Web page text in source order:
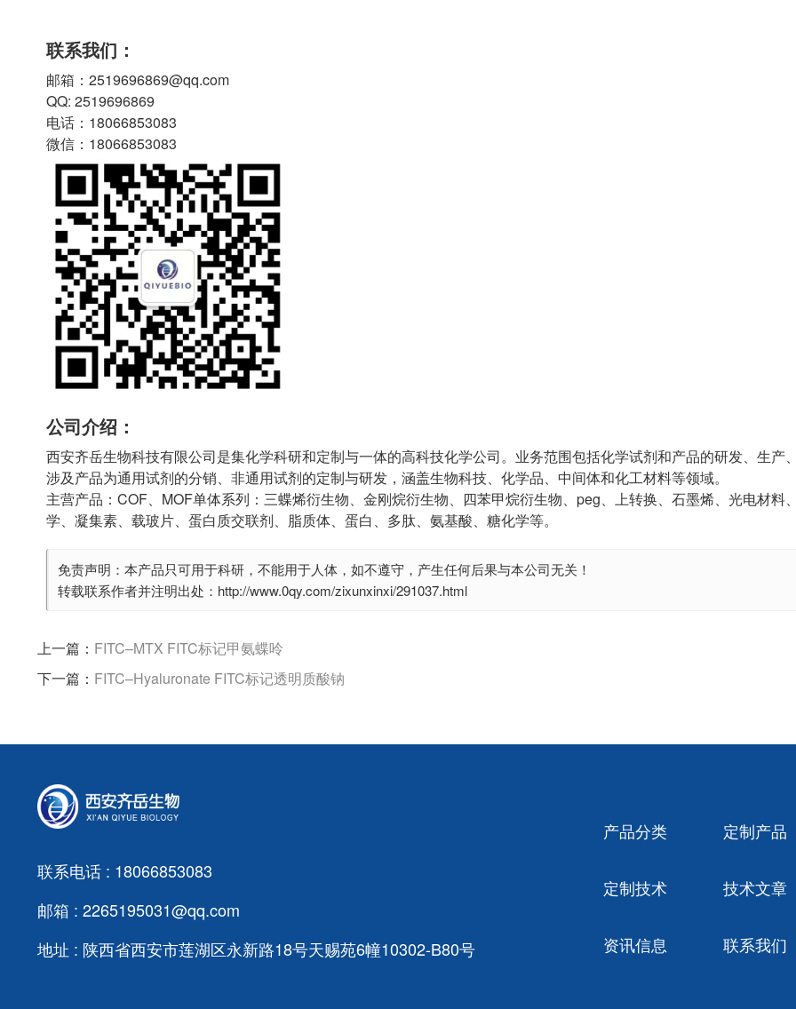
联系我们：
邮箱：2519696869@qq.com
QQ: 2519696869
电话：18066853083
微信：18066853083
公司介绍：
西安齐岳生物科技有限公司是集化学科研和定制与一体的高科技化学公司。业务范围包括化学试剂和产品的研发、生产、
涉及产品为通用试剂的分销、非通用试剂的定制与研发，涵盖生物科技、化学品、中间体和化工材料等领域。
主营产品：COF、MOF单体系列：三蝶烯衍生物、金刚烷衍生物、四苯甲烷衍生物、peg、上转换、石墨烯、光电材料
学、凝集素、载玻片、蛋白质交联剂、脂质体、蛋白、多肽、氨基酸、糖化学等。
免责声明：本产品只可用于科研，不能用于人体，如不遵守，产生任何后果与本公司无关！
转载联系作者并注明出处：http://www.0qy.com/zixunxinxi/291037.html
上一篇： FITC–MTX FITC标记甲氨蝶呤
下一篇： FITC–Hyaluronate FITC标记透明质酸钠
联系电话 : 18066853083
邮箱 : 2265195031@qq.com
地址 : 陕西省西安市莲湖区永新路18号天赐苑6幢10302-B80号
产品分类 定制产品
定制技术 技术文章
资讯信息 联系我们